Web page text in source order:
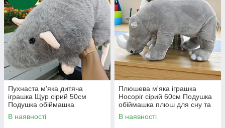
Пухнаста м'яка дитяча
іграшка Щур сірий 50см
Подушка обіймашка
плюшева для сну та ігор
В наявності
Плюшева м'яка іграшка
Носоріг сірий 60см Подушка
обіймашка плюш для сну та
ігор іграшка антистрес
В наявності